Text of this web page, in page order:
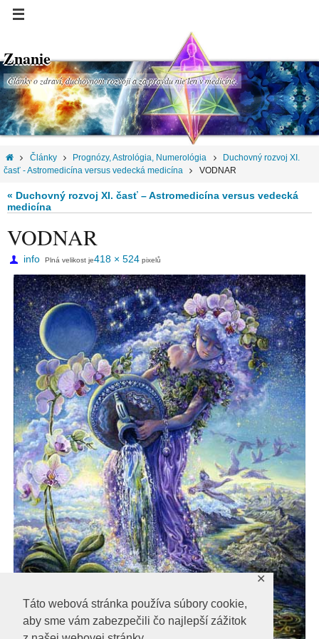
Táto webová stránka používa súbory cookie,
aby sme vám zabezpečili čo najlepší zážitok
✕
Znanie
Články o zdraví, duchovnom rozvoji a za pravdu nie len v medicíne.
Články Prognózy, Astrológia, Numerológia
Duchovný rozvoj XI.
časť - Astromedicína versus vedecká medicína
VODNAR
« Duchovný rozvoj XI. časť – Astromedicína versus vedecká
medicína
VODNAR
info Plná velikost je418 × 524 pixelů